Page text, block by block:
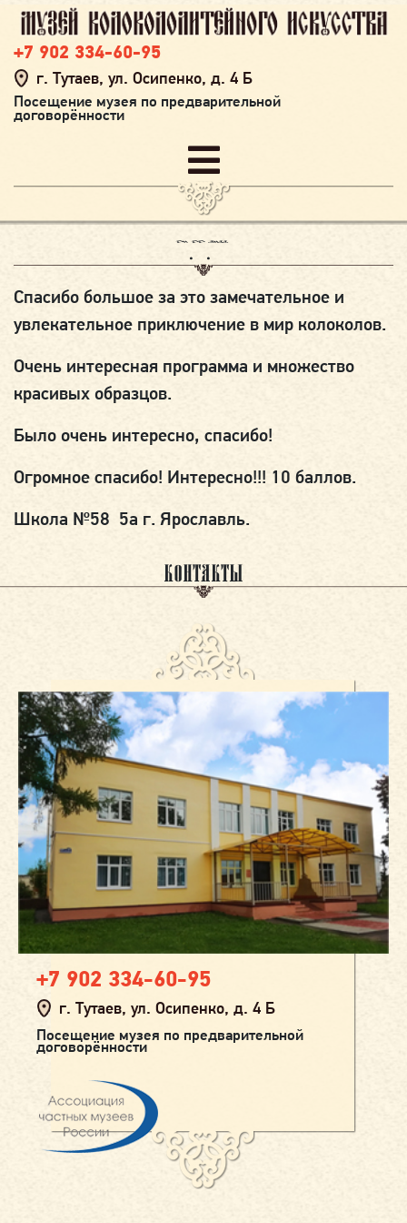
+7 902 334-60-95
г. Тутаев, ул. Осипенко, д. 4 Б
Посещение музея по предварительной
договорённости
10.11.2022
Спасибо большое за это замечательное и
увлекательное приключение в мир колоколов.
Очень интересная программа и множество
красивых образцов.
Было очень интересно, спасибо!
Огромное спасибо! Интересно!!! 10 баллов.
Школа №58 5а г. Ярославль.
КОНТАКТЫ
+7 902 334-60-95
г. Тутаев, ул. Осипенко, д. 4 Б
Посещение музея по предварительной
договорённости